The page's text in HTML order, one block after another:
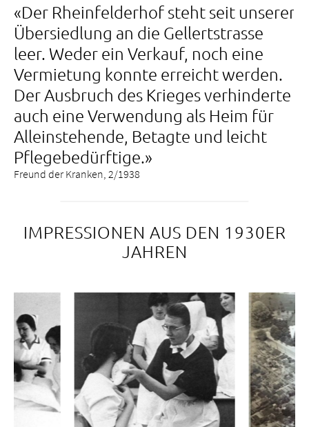
«Der Rheinfelderhof steht seit unserer
Übersiedlung an die Gellertstrasse
leer. Weder ein Verkauf, noch eine
Vermietung konnte erreicht werden.
Der Ausbruch des Krieges verhinderte
auch eine Verwendung als Heim für
Alleinstehende, Betagte und leicht
Pflegebedürftige.»
Freund der Kranken, 2/1938
IMPRESSIONEN AUS DEN 1930ER
JAHREN